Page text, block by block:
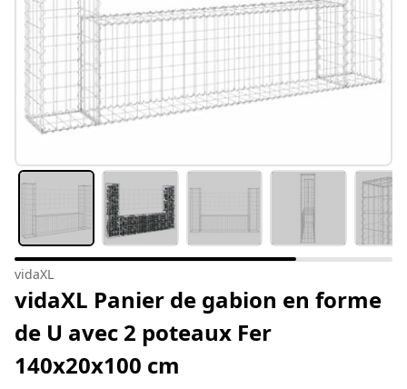
vidaXL
vidaXL Panier de gabion en forme
de U avec 2 poteaux Fer
140x20x100 cm